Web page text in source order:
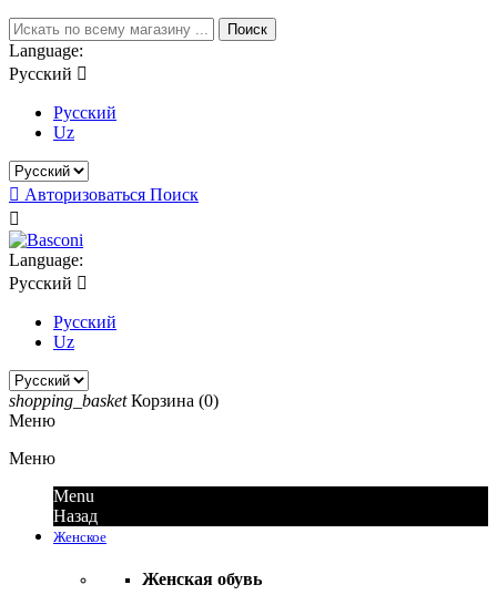
Поиск
Language:
Русский 
Русский
Uz
 Авторизоваться Поиск

Language:
Русский 
Русский
Uz
shopping_basket Корзина (0)
Меню
Меню
Menu
Назад
Женское
Женская обувь